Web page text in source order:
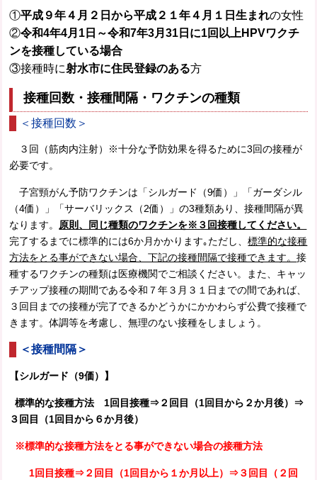
①平成９年４月２日から平成２１年４月１日生まれの女性
②令和4年4月1日～令和7年3月31日に1回以上HPVワクチ
ンを接種している場合
③接種時に射水市に住民登録のある方
接種回数・接種間隔・ワクチンの種類
＜接種回数＞
３回（筋肉内注射）※十分な予防効果を得るために3回の接種が
必要です。
子宮頸がん予防ワクチンは「シルガード（9価）」「ガーダシル
（4価）」「サーバリックス（2価）」の3種類あり、接種間隔が異
なります。 原則、同じ種類のワクチンを※３回接種してください。
完了するまでに標準的には6か月かかります｡ただし、標準的な接種
方法をとる事ができない場合、下記の接種間隔で接種できます。接
種するワクチンの種類は医療機関でご相談ください。また、キャッ
チアップ接種の期間である令和７年３月３１日までの間であれば、
３回目までの接種が完了できるかどうかにかかわらず公費で接種で
きます。体調等を考慮し、無理のない接種をしましょう。
＜接種間隔＞
【シルガード（9価）】
標準的な接種方法 1回目接種⇒２回目（1回目から２か月後）⇒
３回目（1回目から６か月後）
※標準的な接種方法をとる事ができない場合の接種方法
1回目接種⇒２回目（1回目から１か月以上）⇒３回目（２回